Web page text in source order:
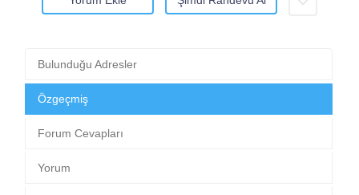
Bulunduğu Adresler
Özgeçmiş
Forum Cevapları
Yorum